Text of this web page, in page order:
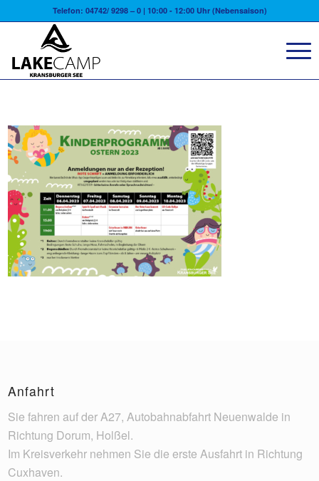
Telefon: 04742/ 9298 – 0 | 10:00 - 12:00 Uhr (Nebensaison)
Anfahrt
Sie fahren auf der A27, Autobahnabfahrt Neuenwalde in
Richtung Dorum, Holßel.
Im Kreisverkehr nehmen Sie die erste Ausfahrt in Richtung
Cuxhaven.